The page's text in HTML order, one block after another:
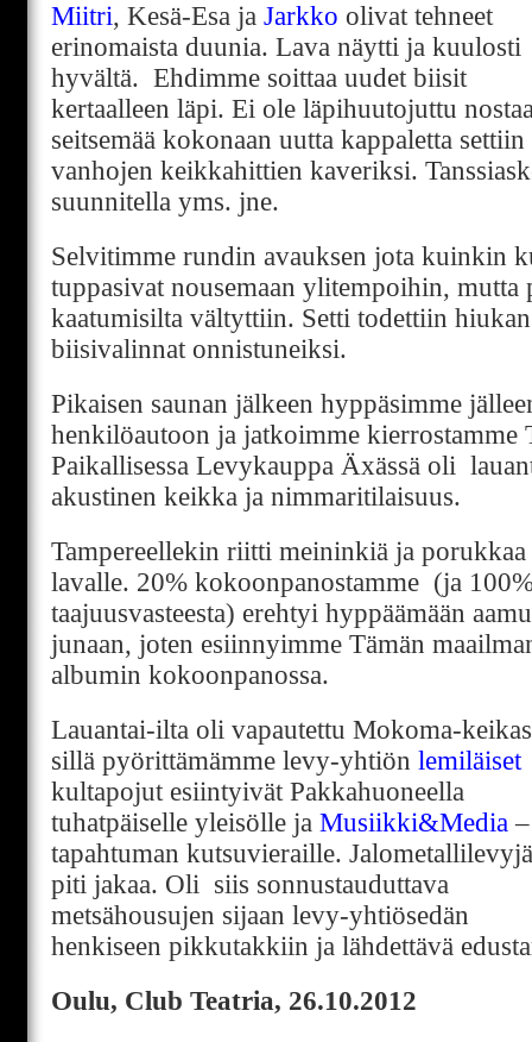
Miitri, Kesä-Esa ja Jarkko olivat tehneet
erinomaista duunia. Lava näytti ja kuulosti
hyvältä. Ehdimme soittaa uudet biisit
kertaalleen läpi. Ei ole läpihuutojuttu
seitsemää kokonaan uutta kappaletta settiin
vanhojen keikkahittien kaveriksi.
suunnitella yms. jne.
Selvitimme rundin avauksen jota kuinkin
tuppasivat nousemaan ylitempoihin, mutta
kaatumisilta vältyttiin. Setti todettiin
biisivalinnat onnistuneiksi.
Pikaisen saunan jälkeen hyppäsimme
henkilöautoon ja jatkoimme kierrostamme
Paikallisessa Levykauppa Äxässä oli
akustinen keikka ja nimmaritilaisuus.
Tampereellekin riitti meininkiä ja
lavalle. 20% kokoonpanostamme (ja
taajuusvasteesta) erehtyi hyppäämään
junaan, joten esiinnyimme Tämän
albumin kokoonpanossa.
Lauantai-ilta oli vapautettu Mokoma-
sillä pyörittämämme levy-yhtiön lemiläiset
kultapojut esiintyivät Pakkahuoneella
tuhatpäiselle yleisölle ja Musiikki&Media –
tapahtuman kutsuvieraille.
piti jakaa. Oli siis sonnustauduttava
metsähousujen sijaan levy-yhtiösedän
henkiseen pikkutakkiin ja lähdettävä
Oulu, Club Teatria, 26.10.2012